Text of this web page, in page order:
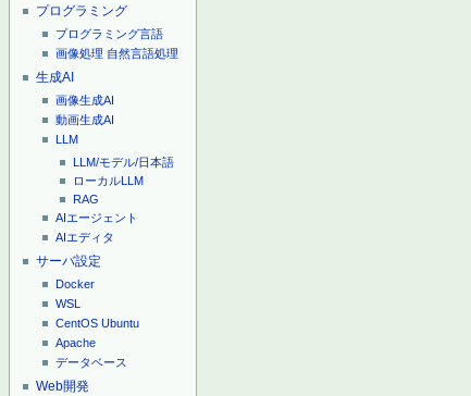
プログラミング
プログラミング言語
画像処理 自然言語処理
生成AI
画像生成AI
動画生成AI
LLM
LLM/モデル/日本語
ローカルLLM
RAG
AIエージェント
AIエディタ
サーバ設定
Docker
WSL
CentOS Ubuntu
Apache
データベース
Web開発